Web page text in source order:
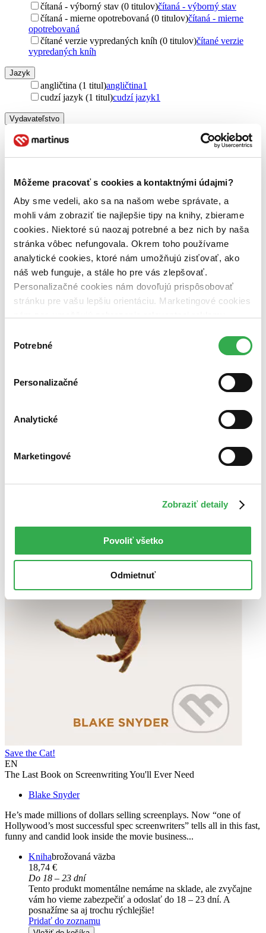
Môžeme pracovať s cookies a kontaktnými údajmi?
Aby sme vedeli, ako sa na našom webe správate, a
mohli vám zobraziť tie najlepšie tipy na knihy, zbierame
cookies. Niektoré sú naozaj potrebné a bez nich by naša
stránka vôbec nefungovala. Okrem toho používame
analytické cookies, ktoré nám umožňujú zisťovať, ako
náš web funguje, a stále ho pre vás zlepšovať.
Personalizačné cookies nám dovoľujú prispôsobovať
stránku pre vašu lepšiu orientáciu. Marketingové cookies
nám pomohlo, keby sme mohli používať všetky tieto
súhlasu
Potrebné
Personalizačné
Analytické
Marketingové
Zobraziť detaily
Povoliť všetko
Odmietnuť
čítaná - výborný stav (0 titulov)čítaná - výborný stav
čítaná - mierne opotrebovaná (0 titulov)čítaná - mierne
opotrebovaná
čítané verzie vypredaných kníh (0 titulov)čítané verzie
vypredaných kníh
Jazyk
angličtina (1 titul)angličtina1
cudzí jazyk (1 titul)cudzí jazyk1
Vydavateľstvo
Michael Wiese
Productions
Zúžiť výber
Zoradiť
Bestsellery
Top hodnotené
Novinky
Najlacnejšie
dostupné
Save the Cat!
EN
The Last Book on Screenwriting You'll Ever Need
Blake Snyder
He’s made millions of dollars selling screenplays. Now “one of
Hollywood’s most successful spec screenwriters” tells all in this fast,
funny and candid look inside the movie business...
Knihabrožovaná väzba
18,74 €
Do 18 – 23 dní
Tento produkt momentálne nemáme na sklade, ale zvyčajne
vám ho vieme zabezpečiť a odoslať do 18 – 23 dní. A
posnažíme sa aj trochu rýchlejšie!
Pridať do zoznamu